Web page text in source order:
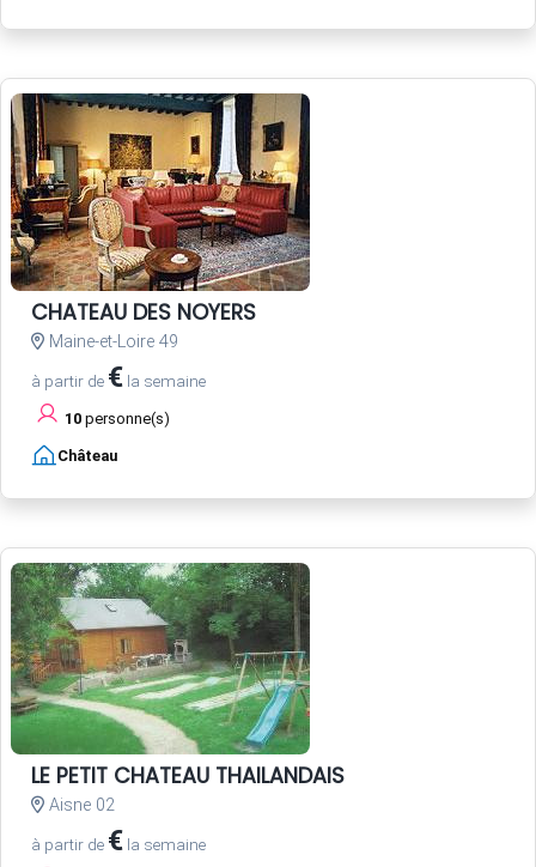
CHATEAU DES NOYERS
Maine-et-Loire 49
à partir de € la semaine
10 personne(s)
Château
LE PETIT CHATEAU THAILANDAIS
Aisne 02
à partir de € la semaine